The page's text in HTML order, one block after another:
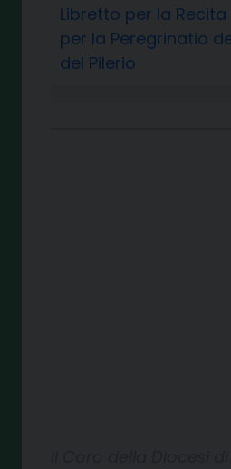
Libretto per la
per la Peregrinatio
del Pilerio